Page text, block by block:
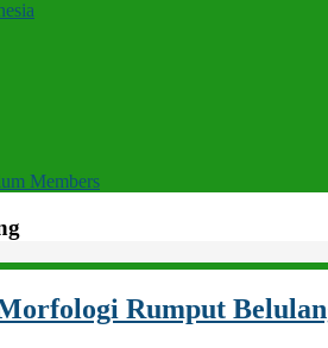
Members
Rumput